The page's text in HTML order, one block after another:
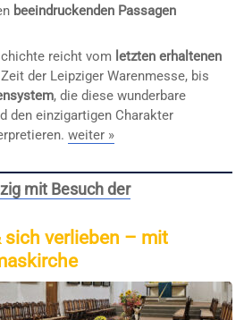
beeindruckenden Passagen
reicht vom letzten erhaltenen
der Leipziger Warenmesse, bis
, die diese wunderbare
den einzigartigen Charakter
weiter »
mit Besuch der
sich verlieben – mit